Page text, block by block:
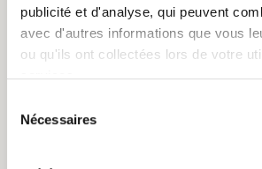
publicité et d'analyse, qui peuvent
avec d'autres informations que vous
ou qu'ils ont collectées lors de votre
Nécessaires
Pour déguster les pétales de rose, retirez la
Les pétales restants sont délicieux et très
roses sont comestibles et les plus sombres
Si vous êtes un peu frileux·ses à l’idée de
de rose, envisagez l’eau de rose pour